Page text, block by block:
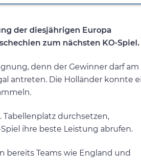
der diesjährigen Europa
zum nächsten KO-Spiel.
denn der Gewinner darf am
antreten. Die Holländer konnte
durchsetzen,
ihre beste Leistung abrufen.
bereits Teams wie England und